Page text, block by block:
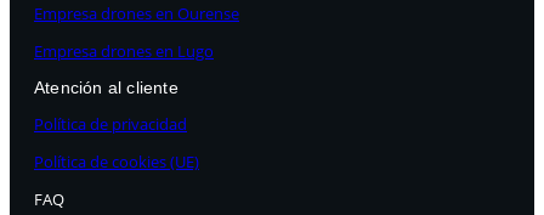
Empresa drones en Ourense
Empresa drones en Lugo
Atención al cliente
Política de privacidad
Política de cookies (UE)
FAQ